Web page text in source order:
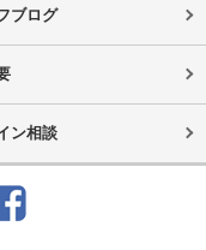
ブログ
ン相談